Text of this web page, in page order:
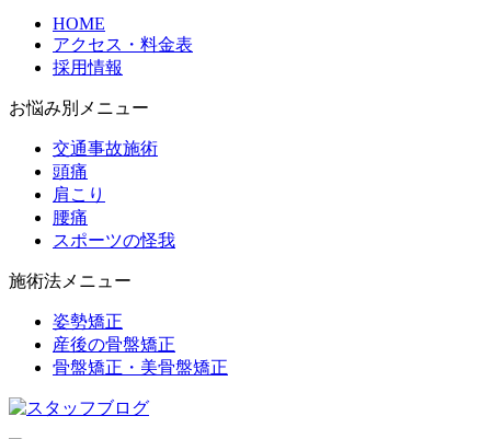
HOME
アクセス・料金表
採用情報
お悩み別メニュー
交通事故施術
頭痛
肩こり
腰痛
スポーツの怪我
施術法メニュー
姿勢矯正
産後の骨盤矯正
骨盤矯正・美骨盤矯正